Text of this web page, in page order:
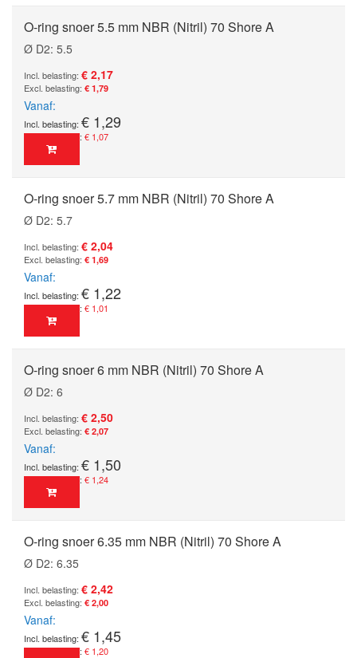
O-ring snoer 5.5 mm NBR (Nitril) 70 Shore A
Ø D2: 5.5
€ 2,17
€ 1,79
Vanaf
€ 1,29
€ 1,07
O-ring snoer 5.7 mm NBR (Nitril) 70 Shore A
Ø D2: 5.7
€ 2,04
€ 1,69
Vanaf
€ 1,22
€ 1,01
O-ring snoer 6 mm NBR (Nitril) 70 Shore A
Ø D2: 6
€ 2,50
€ 2,07
Vanaf
€ 1,50
€ 1,24
O-ring snoer 6.35 mm NBR (Nitril) 70 Shore A
Ø D2: 6.35
€ 2,42
€ 2,00
Vanaf
€ 1,45
€ 1,20